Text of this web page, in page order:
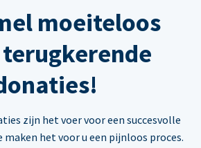
moeiteloos
zijn het voer voor een succesvolle
maken het voor u een pijnloos proces.